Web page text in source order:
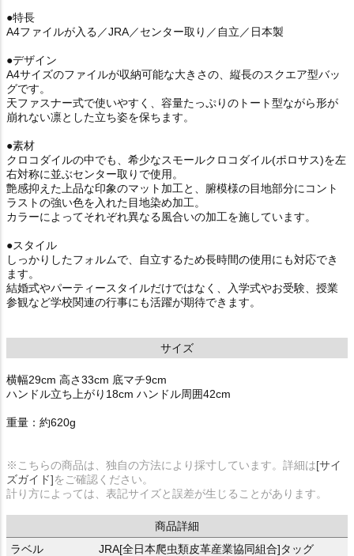
●特長
A4ファイルが入る／JRA／センター取り／自立／日本製
●デザイン
A4サイズのファイルが収納可能な大きさの、縦長のスクエア型バッ
グです。
天ファスナー式で使いやすく、容量たっぷりのトート型ながら形が
崩れない凛とした立ち姿を保ちます。
●素材
クロコダイルの中でも、希少なスモールクロコダイル(ポロサス)を左
右対称に並ぶセンター取りで使用。
艶感抑えた上品な印象のマット加工と、腑模様の目地部分にコント
ラストの強い色を入れた目地染め加工。
カラーによってそれぞれ異なる風合いの加工を施しています。
●スタイル
しっかりしたフォルムで、自立するため長時間の使用にも対応でき
ます。
結婚式やパーティースタイルだけではなく、入学式やお受験、授業
参観など学校関連の行事にも活躍が期待できます。
サイズ
横幅29cm 高さ33cm 底マチ9cm
ハンドル立ち上がり18cm ハンドル周囲42cm
重量：約620g
※こちらの商品は、独自の方法により採寸しています。詳細は[サイ
ズガイド]をご確認ください。
計り方によっては、表記サイズと誤差が生じることがあります。
商品詳細
ラベル
JRA[全日本爬虫類皮革産業協同組合]タッグ